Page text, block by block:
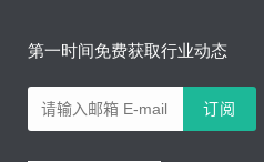
第一时间免费获取行业动态